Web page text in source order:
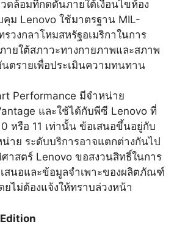
ดล้อมที่กดดันภายใต้เงื่อนไขห้อง
ม Lenovo ใช้มาตรฐาน MIL-
รวงกลาโหมสหรัฐอเมริกาในการ
ยใต้สภาวะทางกายภาพและสภาพ
ตรายเพื่อประเมินความทนทาน
Performance มีจำหน่าย
และใช้ได้กับพีซี Lenovo ที่
หรือ 11 เท่านั้น ข้อเสนอขึ้นอยู่กับ
าย ระดับบริการอาจแตกต่างกันไป
าสตร์ Lenovo ขอสงวนสิทธิ์ในการ
สนอและข้อมูลจำเพาะของผลิตภัณฑ์
ยไม่ต้องแจ้งให้ทราบล่วงหน้า